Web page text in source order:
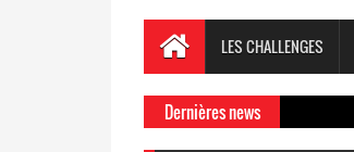
LES CHALLENGES
Dernières news